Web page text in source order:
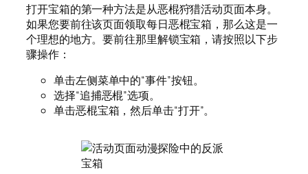
打开宝箱的第一种方法是从恶棍狩猎活动页面本身。
如果您要前往该页面领取每日恶棍宝箱，那么这是一
个理想的地方。要前往那里解锁宝箱，请按照以下步
骤操作：
单击左侧菜单中的“事件”按钮。
选择“追捕恶棍”选项。
单击恶棍宝箱，然后单击“打开”。